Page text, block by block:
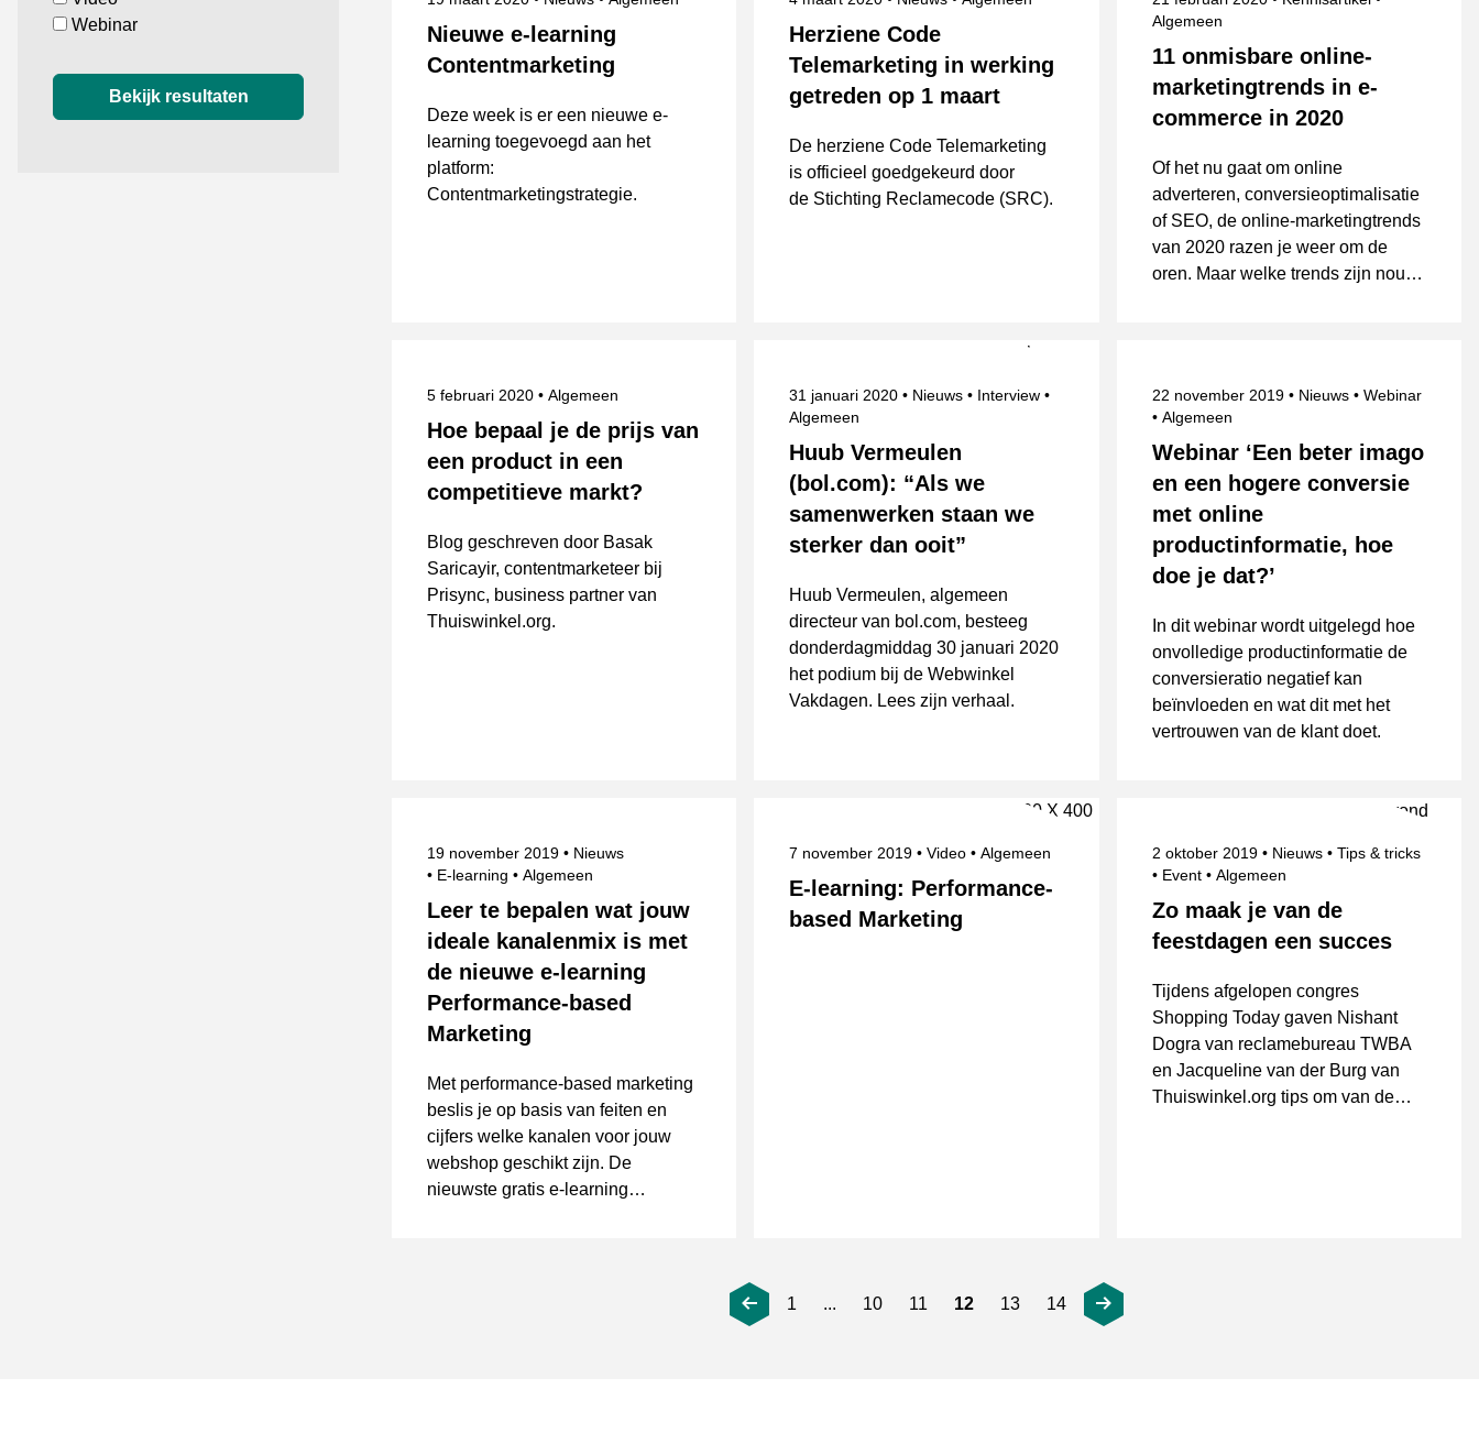
Webinar
Bekijk resultaten
Nieuwe e-learning
Contentmarketing
Deze week is er een nieuwe e-
learning toegevoegd aan het
platform:
Contentmarketingstrategie.
Herziene Code
Telemarketing in werking
getreden op 1 maart
De herziene Code Telemarketing
is officieel goedgekeurd door
de Stichting Reclamecode (SRC).
11 onmisbare online-
marketingtrends in e-
commerce in 2020
Algemeen
Of het nu gaat om online
adverteren, conversieoptimalisatie
of SEO, de online-marketingtrends
van 2020 razen je weer om de
oren. Maar welke trends zijn nou
Hoe bepaal je de prijs van
een product in een
competitieve markt?
Gepubliceerd op
5 februari 2020 Onderwerpen
Algemeen
Blog geschreven door Basak
Saricayir, contentmarketeer bij
Prisync, business partner van
Thuiswinkel.org.
Huub Vermeulen
(bol.com): “Als we
samenwerken staan we
sterker dan ooit”
Gepubliceerd op
31 januari 2020 Categorie
Nieuws Interview Onderwerpen
Algemeen
Huub Vermeulen, algemeen
directeur van bol.com, besteeg
donderdagmiddag 30 januari 2020
het podium bij de Webwinkel
Vakdagen. Lees zijn verhaal.
Webinar ‘Een beter imago
en een hogere conversie
met online
productinformatie, hoe
doe je dat?’
Gepubliceerd op
22 november 2019 Categorie
Nieuws
Webinar
Onderwerpen
Algemeen
In dit webinar wordt uitgelegd hoe
onvolledige productinformatie de
conversieratio negatief kan
beïnvloeden en wat dit met het
vertrouwen van de klant doet.
Leer te bepalen wat jouw
ideale kanalenmix is met
de nieuwe e-learning
Performance-based
Marketing
Gepubliceerd op
19 november 2019 Categorie
Nieuws
E-learning
Onderwerpen
Algemeen
Met performance-based marketing
beslis je op basis van feiten en
cijfers welke kanalen voor jouw
webshop geschikt zijn. De
nieuwste gratis e-learning
E-learning: Performance-
based Marketing
Gepubliceerd op
7 november 2019 Video Onderwerpen
Algemeen
Zo maak je van de
feestdagen een succes
Gepubliceerd op
2 oktober 2019 Categorie
Nieuws
Tips & tricks
Event
Onderwerpen
Algemeen
Tijdens afgelopen congres
Shopping Today gaven Nishant
Dogra van reclamebureau TWBA
en Jacqueline van der Burg van
Thuiswinkel.org tips om van de
1 ... 10 11 12 13 14